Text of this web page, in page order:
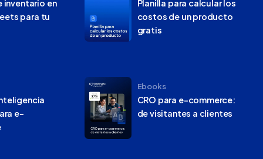
inventario en
para tu
Planilla para calcular los
costos de un producto
gratis
e-
Ebooks
CRO para e-commerce:
de visitantes a clientes